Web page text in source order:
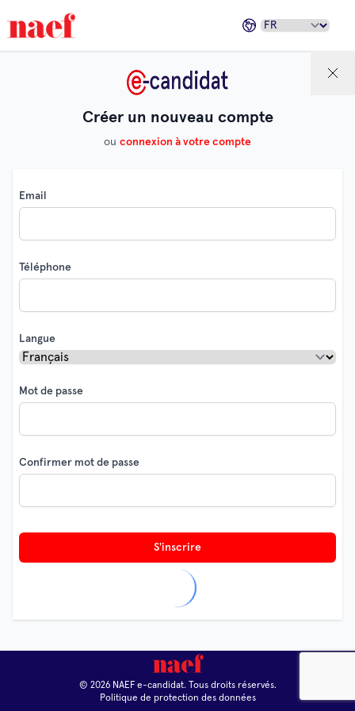
Créer un nouveau compte
ou connexion à votre compte
Email
Téléphone
Langue
Mot de passe
Confirmer mot de passe
S'inscrire
© 2026 NAEF e-candidat. Tous droits réservés.
Politique de protection des données